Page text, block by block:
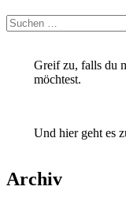
Suchen
nach:
Greif zu, falls du
möchtest.
Und hier geht es
Archiv